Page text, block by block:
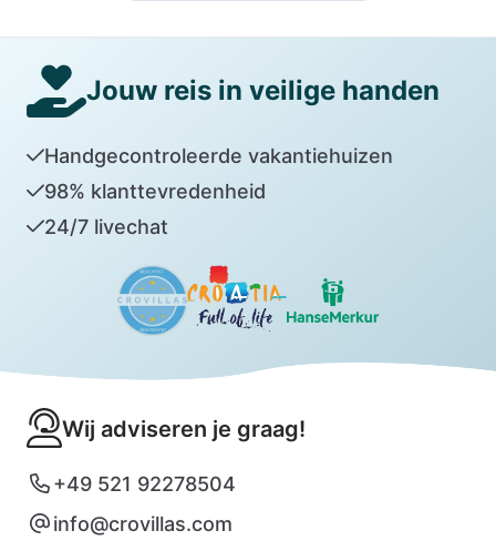
Jouw reis in veilige handen
Handgecontroleerde vakantiehuizen
98% klanttevredenheid
24/7 livechat
Wij adviseren je graag!
+49 521 92278504
info@crovillas.com